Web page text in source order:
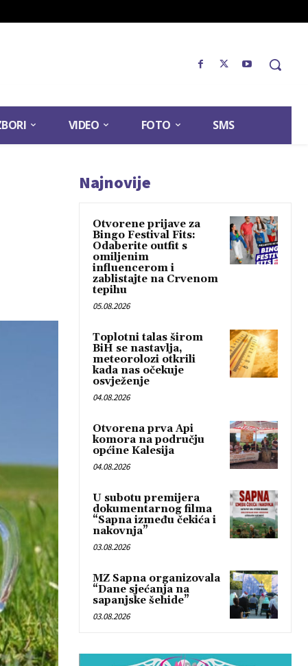
VIDEO FOTO SMS
Najnovije
Otvorene prijave za
Bingo Festival Fits:
Odaberite outfit s
omiljenim
influencerom i
zablistajte na Crvenom
tepihu
05.08.2026
Toplotni talas širom
BiH se nastavlja,
meteorolozi otkrili
kada nas očekuje
osvježenje
04.08.2026
Otvorena prva Api
komora na području
općine Kalesija
04.08.2026
U subotu premijera
dokumentarnog filma
“Sapna između čekića i
nakovnja”
03.08.2026
MZ Sapna organizovala
“Dane sjećanja na
sapanjske šehide”
03.08.2026